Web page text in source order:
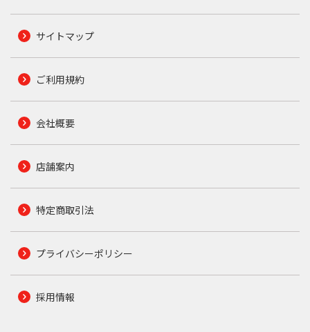
サイトマップ
ご利用規約
会社概要
店舗案内
特定商取引法
プライバシーポリシー
採用情報